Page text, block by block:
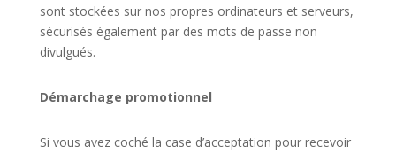
sont stockées sur nos propres ordinateurs et serveurs,
sécurisés également par des mots de passe non
divulgués.
Démarchage promotionnel
Si vous avez coché la case d’acceptation pour recevoir